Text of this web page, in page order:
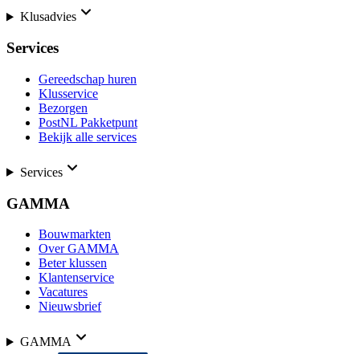
Klusadvies
Services
Gereedschap huren
Klusservice
Bezorgen
PostNL Pakketpunt
Bekijk alle services
Services
GAMMA
Bouwmarkten
Over GAMMA
Beter klussen
Klantenservice
Vacatures
Nieuwsbrief
GAMMA